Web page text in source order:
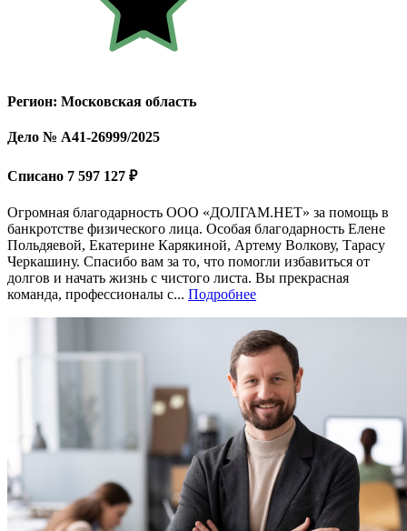
Регион: Московская область
Дело № А41-26999/2025
Списано 7 597 127 ₽
Огромная благодарность ООО «ДОЛГАМ.НЕТ» за помощь в
банкротстве физического лица. Особая благодарность Елене
Польдяевой, Екатерине Карякиной, Артему Волкову, Тарасу
Черкашину. Спасибо вам за то, что помогли избавиться от
долгов и начать жизнь с чистого листа. Вы прекрасная
команда, профессионалы с... Подробнее